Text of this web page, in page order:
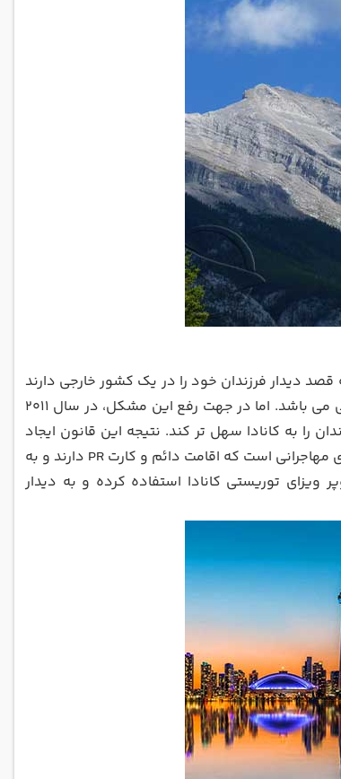
قصد دیدار فرزندان خود را در یک کشور خارجی دارند
با مشکلات بسیاری روبرو خواهند شد که یکی از آنها کوتاه بودن مدت اعتبار ویزای توریستی می باشد. اما در جهت رفع این مشکل، در سال ۲۰۱۱
را به کانادا سهل تر کند. نتیجه این قانون ایجاد
سوپر ویزای کانادا شد. همانطور که گفتیم این قانون برای والدین و پدربزرگ و مادربزرگ ‌های مهاجرانی است که اقامت دائم و کارت PR دارند و به
توریستی کانادا استفاده کرده و به دیدار